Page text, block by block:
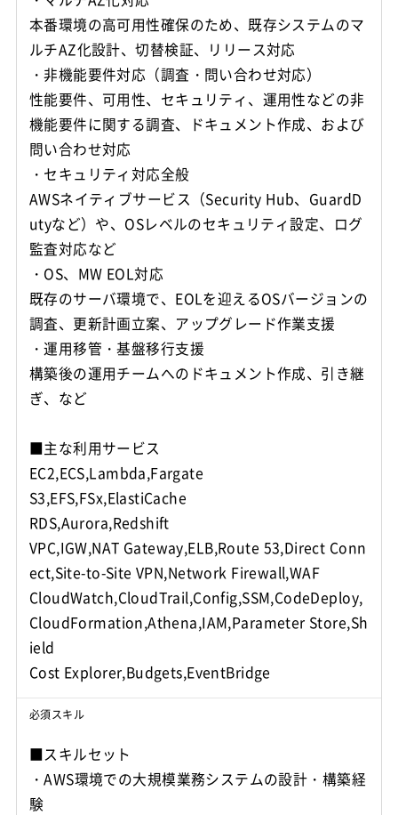
本番環境の高可用性確保のため、既存システムのマ
ルチAZ化設計、切替検証、リリース対応
・非機能要件対応（調査・問い合わせ対応）
性能要件、可用性、セキュリティ、運用性などの非
機能要件に関する調査、ドキュメント作成、および
問い合わせ対応
・セキュリティ対応全般
AWSネイティブサービス（Security Hub、GuardD
utyなど）や、OSレベルのセキュリティ設定、ログ
監査対応など
・OS、MW EOL対応
既存のサーバ環境で、EOLを迎えるOSバージョンの
調査、更新計画立案、アップグレード作業支援
・運用移管・基盤移行支援
構築後の運用チームへのドキュメント作成、引き継
ぎ、など
■主な利用サービス
EC2,ECS,Lambda,Fargate
S3,EFS,FSx,ElastiCache
RDS,Aurora,Redshift
VPC,IGW,NAT Gateway,ELB,Route 53,Direct Conn
ect,Site-to-Site VPN,Network Firewall,WAF
CloudWatch,CloudTrail,Config,SSM,CodeDeploy,
CloudFormation,Athena,IAM,Parameter Store,Sh
ield
Cost Explorer,Budgets,EventBridge
必須スキル
■スキルセット
・AWS環境での大規模業務システムの設計・構築経
験